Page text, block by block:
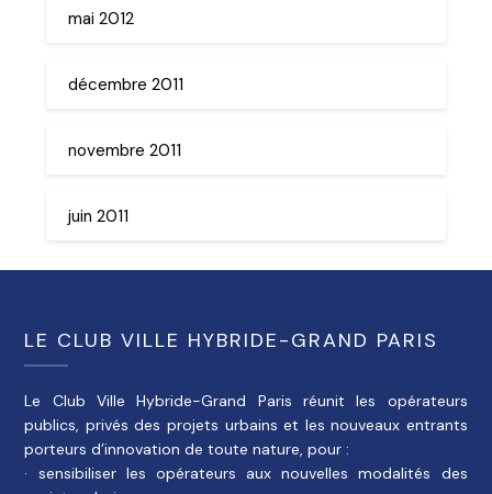
mai 2012
décembre 2011
novembre 2011
juin 2011
LE CLUB VILLE HYBRIDE-GRAND PARIS
Le Club Ville Hybride-Grand Paris réunit les opérateurs
publics, privés des projets urbains et les nouveaux entrants
porteurs d’innovation de toute nature, pour :
· sensibiliser les opérateurs aux nouvelles modalités des